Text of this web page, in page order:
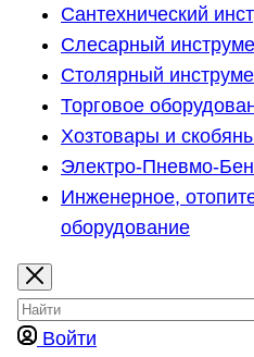
Сантехнический
Слесарный
Столярный
Торговое
Хозтовары и
Электро-Пневмо-
Инженерное,
оборудование
Войти